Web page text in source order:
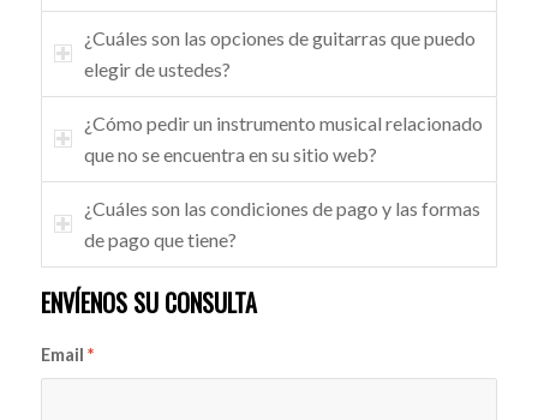
¿Cuáles son las opciones de guitarras que puedo
elegir de ustedes?
¿Cómo pedir un instrumento musical relacionado
que no se encuentra en su sitio web?
¿Cuáles son las condiciones de pago y las formas
de pago que tiene?
ENVÍENOS SU CONSULTA
Email *